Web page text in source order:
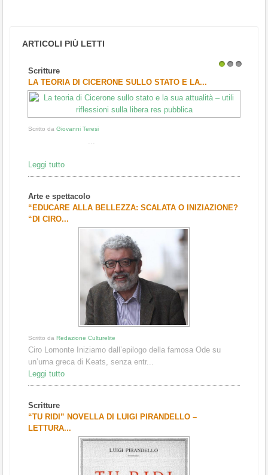
ARTICOLI PIÙ LETTI
Scritture
LA TEORIA DI CICERONE SULLO STATO E LA...
Scritto da Giovanni Teresi
...
Leggi tutto
Arte e spettacolo
“EDUCARE ALLA BELLEZZA: SCALATA O INIZIAZIONE?
“DI CIRO...
Scritto da Redazione Culturelite
Ciro Lomonte Iniziamo dall’epilogo della famosa Ode su
un’urna greca di Keats, senza entr...
Leggi tutto
Scritture
“TU RIDI” NOVELLA DI LUIGI PIRANDELLO –
LETTURA...